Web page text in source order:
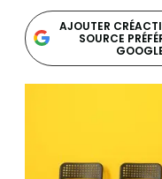
AJOUTER
SOURCE